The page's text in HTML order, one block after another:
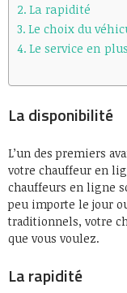
La rapidité
Le choix du
Le service en
La disponibilité
L’un des premiers
votre chauffeur en
chauffeurs en ligne
peu importe le jour
traditionnels, votre
que vous voulez.
La rapidité